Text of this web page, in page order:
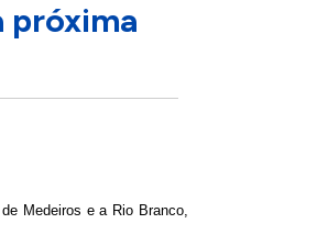
próxima
Medeiros e a Rio Branco,